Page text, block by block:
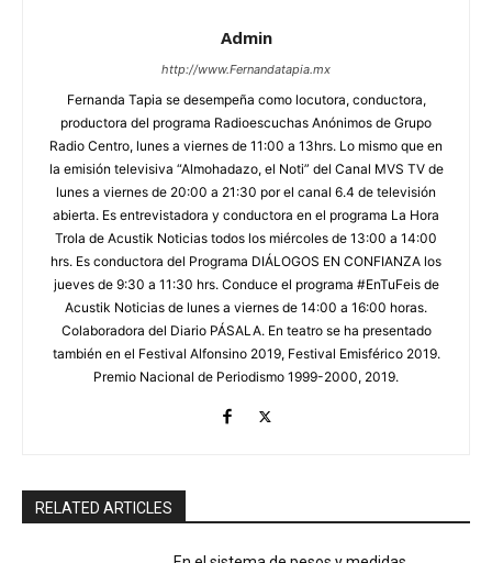
Admin
http://www.Fernandatapia.mx
Fernanda Tapia se desempeña como locutora, conductora,
productora del programa Radioescuchas Anónimos de Grupo
Radio Centro, lunes a viernes de 11:00 a 13hrs. Lo mismo que en
la emisión televisiva “Almohadazo, el Noti” del Canal MVS TV de
lunes a viernes de 20:00 a 21:30 por el canal 6.4 de televisión
abierta. Es entrevistadora y conductora en el programa La Hora
Trola de Acustik Noticias todos los miércoles de 13:00 a 14:00
hrs. Es conductora del Programa DIÁLOGOS EN CONFIANZA los
jueves de 9:30 a 11:30 hrs. Conduce el programa #EnTuFeis de
Acustik Noticias de lunes a viernes de 14:00 a 16:00 horas.
Colaboradora del Diario PÁSALA. En teatro se ha presentado
también en el Festival Alfonsino 2019, Festival Emisférico 2019.
Premio Nacional de Periodismo 1999-2000, 2019.
RELATED ARTICLES